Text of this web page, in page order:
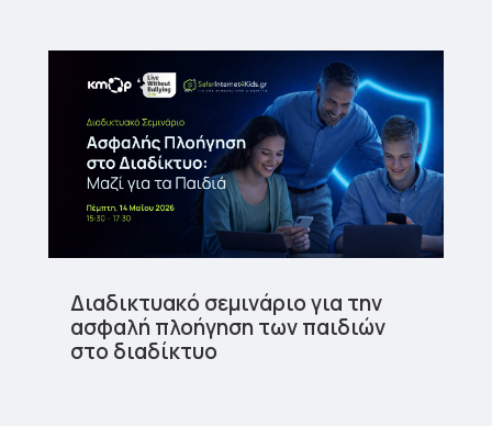
Διαδικτυακό σεμινάριο για την
ασφαλή πλοήγηση των παιδιών
στο διαδίκτυο